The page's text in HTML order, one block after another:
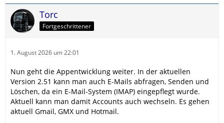
Torc
Fortgeschrittener
1. August 2026 um 22:01
Nun geht die Appentwicklung weiter. In der aktuellen
Version 2.51 kann man auch E-Mails abfragen, Senden und
Löschen, da ein E-Mail-System (IMAP) eingepflegt wurde.
Aktuell kann man damit Accounts auch wechseln. Es gehen
aktuell Gmail, GMX und Hotmail.